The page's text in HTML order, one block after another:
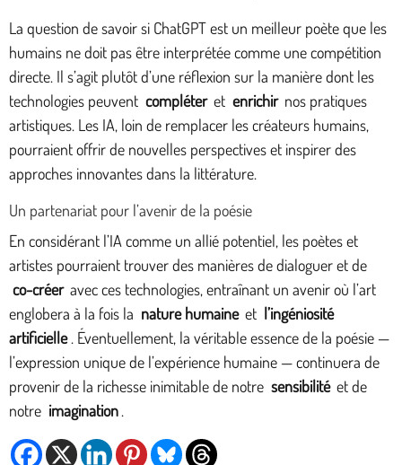
La question de savoir si ChatGPT est un meilleur poète que les
humains ne doit pas être interprétée comme une compétition
directe. Il s’agit plutôt d’une réflexion sur la manière dont les
technologies peuvent compléter et enrichir nos pratiques
artistiques. Les IA, loin de remplacer les créateurs humains,
pourraient offrir de nouvelles perspectives et inspirer des
approches innovantes dans la littérature.
Un partenariat pour l’avenir de la poésie
En considérant l’IA comme un allié potentiel, les poètes et
artistes pourraient trouver des manières de dialoguer et de
co-créer avec ces technologies, entraînant un avenir où l’art
englobera à la fois la nature humaine et l’ingéniosité
artificielle . Éventuellement, la véritable essence de la poésie —
l’expression unique de l’expérience humaine — continuera de
provenir de la richesse inimitable de notre sensibilité et de
notre imagination .